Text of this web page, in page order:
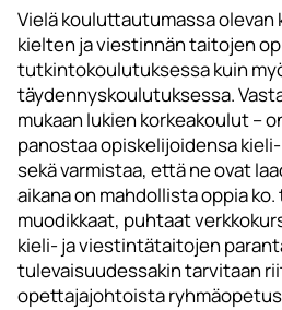
Vielä kouluttautumassa
kielten ja viestinnän taitojen
tutkintokoulutuksessa kuin
täydennyskoulutuksessa.
mukaan lukien korkeakoulut –
panostaa opiskelijoidensa
sekä varmistaa, että ne ovat
aikana on mahdollista oppia
muodikkaat, puhtaat
kieli- ja viestintätaitojen
tulevaisuudessakin tarvitaan
opettajajohtoista